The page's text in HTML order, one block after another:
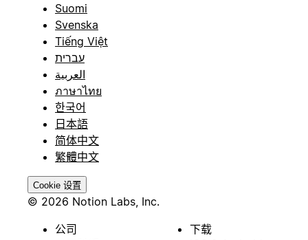
Suomi
Svenska
Tiếng Việt
עברית
العربية
ภาษาไทย
한국어
日本語
简体中文
繁體中文
Cookie 设置
© 2026 Notion Labs, Inc.
公司
下载